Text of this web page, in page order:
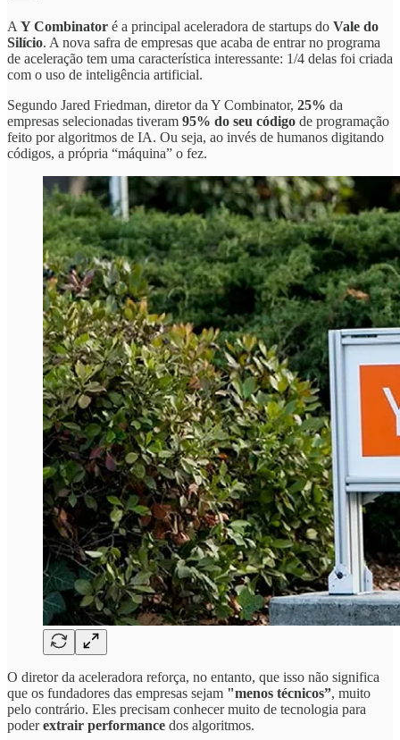
A Y Combinator é a principal aceleradora de startups do Vale do
Silício. A nova safra de empresas que acaba de entrar no programa
de aceleração tem uma característica interessante: 1/4 delas foi criada
com o uso de inteligência artificial.
Segundo Jared Friedman, diretor da Y Combinator, 25% da
empresas selecionadas tiveram 95% do seu código de programação
feito por algoritmos de IA. Ou seja, ao invés de humanos digitando
códigos, a própria “máquina” o fez.
O diretor da aceleradora reforça, no entanto, que isso não significa
que os fundadores das empresas sejam "menos técnicos”, muito
pelo contrário. Eles precisam conhecer muito de tecnologia para
poderextrair performance dos algoritmos.